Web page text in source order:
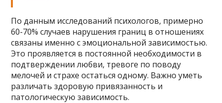
По данным исследований психологов, примерно
60-70% случаев нарушения границ в отношениях
связаны именно с эмоциональной зависимостью.
Это проявляется в постоянной необходимости в
подтверждении любви, тревоге по поводу
мелочей и страхе остаться одному. Важно уметь
различать здоровую привязанность и
патологическую зависимость.